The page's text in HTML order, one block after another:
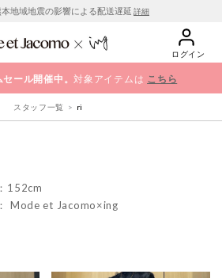
本地域地震の影響による配送遅延 詳細
ログイン
セール開催中。対象アイテムは こちら
スタッフ一覧 ri
152cm
Mode et Jacomo×ing